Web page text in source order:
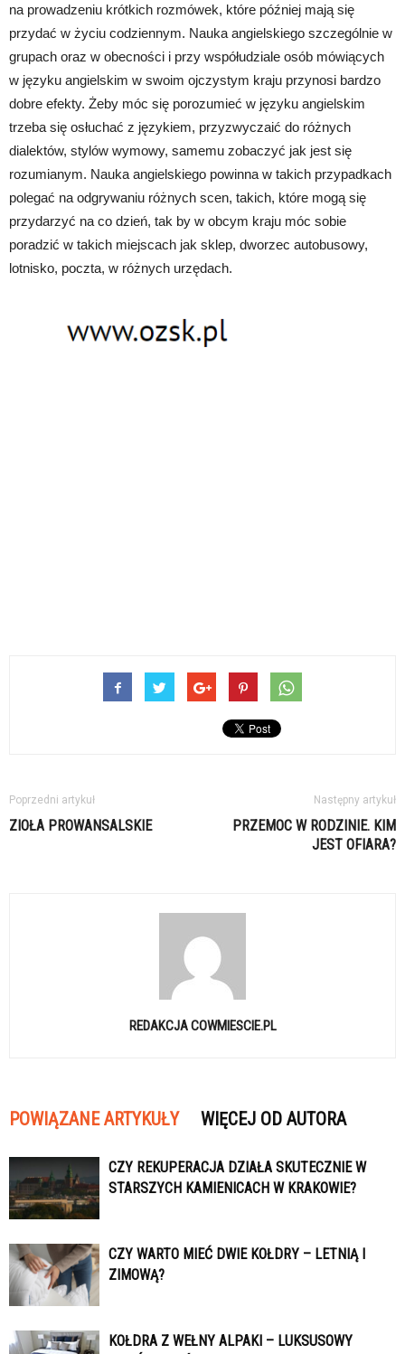
na prowadzeniu krótkich rozmówek, które później mają się
przydać w życiu codziennym. Nauka angielskiego szczególnie w
grupach oraz w obecności i przy współudziale osób mówiących
w języku angielskim w swoim ojczystym kraju przynosi bardzo
dobre efekty. Żeby móc się porozumieć w języku angielskim
trzeba się osłuchać z językiem, przyzwyczaić do różnych
dialektów, stylów wymowy, samemu zobaczyć jak jest się
rozumianym. Nauka angielskiego powinna w takich przypadkach
polegać na odgrywaniu różnych scen, takich, które mogą się
przydarzyć na co dzień, tak by w obcym kraju móc sobie
poradzić w takich miejscach jak sklep, dworzec autobusowy,
lotnisko, poczta, w różnych urzędach.
Poprzedni artykuł
ZIOŁA PROWANSALSKIE
Następny artykuł
PRZEMOC W RODZINIE. KIM
JEST OFIARA?
REDAKCJA COWMIESCIE.PL
POWIĄZANE ARTYKUŁY WIĘCEJ OD AUTORA
CZY REKUPERACJA DZIAŁA SKUTECZNIE W
STARSZYCH KAMIENICACH W KRAKOWIE?
CZY WARTO MIEĆ DWIE KOŁDRY – LETNIĄ I
ZIMOWĄ?
KOŁDRA Z WEŁNY ALPAKI – LUKSUSOWY